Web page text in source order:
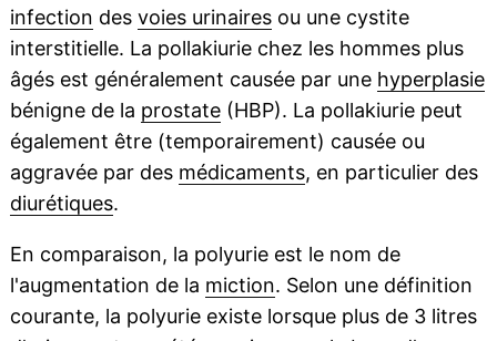
infection des voies urinairesou une cystite
interstitielle. La pollakiurie chez les hommes plus
âgés est généralement causée par une hyperplasie
bénigne de la prostate(HBP). La pollakiurie peut
également être (temporairement) causée ou
aggravée par des médicaments, en particulier des
diurétiques.
En comparaison, la polyurie est le nom de
l'augmentation de la miction. Selon une définition
courante, la polyurie existe lorsque plus de 3 litres